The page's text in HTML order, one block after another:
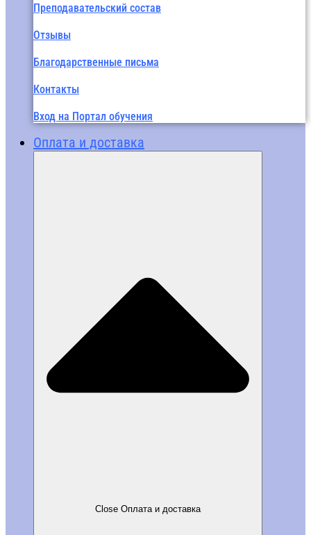
Преподавательский состав
Отзывы
Благодарственные письма
Контакты
Вход на Портал обучения
Оплата и доставка
Close Оплата и доставка